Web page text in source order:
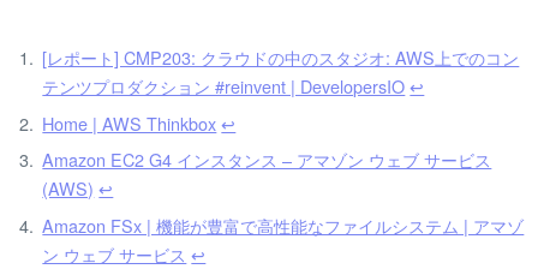
[レポート] CMP203: クラウドの中のスタジオ: AWS上でのコン
テンツプロダクション #reinvent | DevelopersIO ↩
Home | AWS Thinkbox ↩
Amazon EC2 G4 インスタンス – アマゾン ウェブ サービス
(AWS) ↩
Amazon FSx | 機能が豊富で高性能なファイルシステム | アマゾ
ン ウェブ サービス ↩